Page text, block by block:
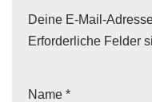
Deine E-Mail-
Erforderliche Felder
Name *